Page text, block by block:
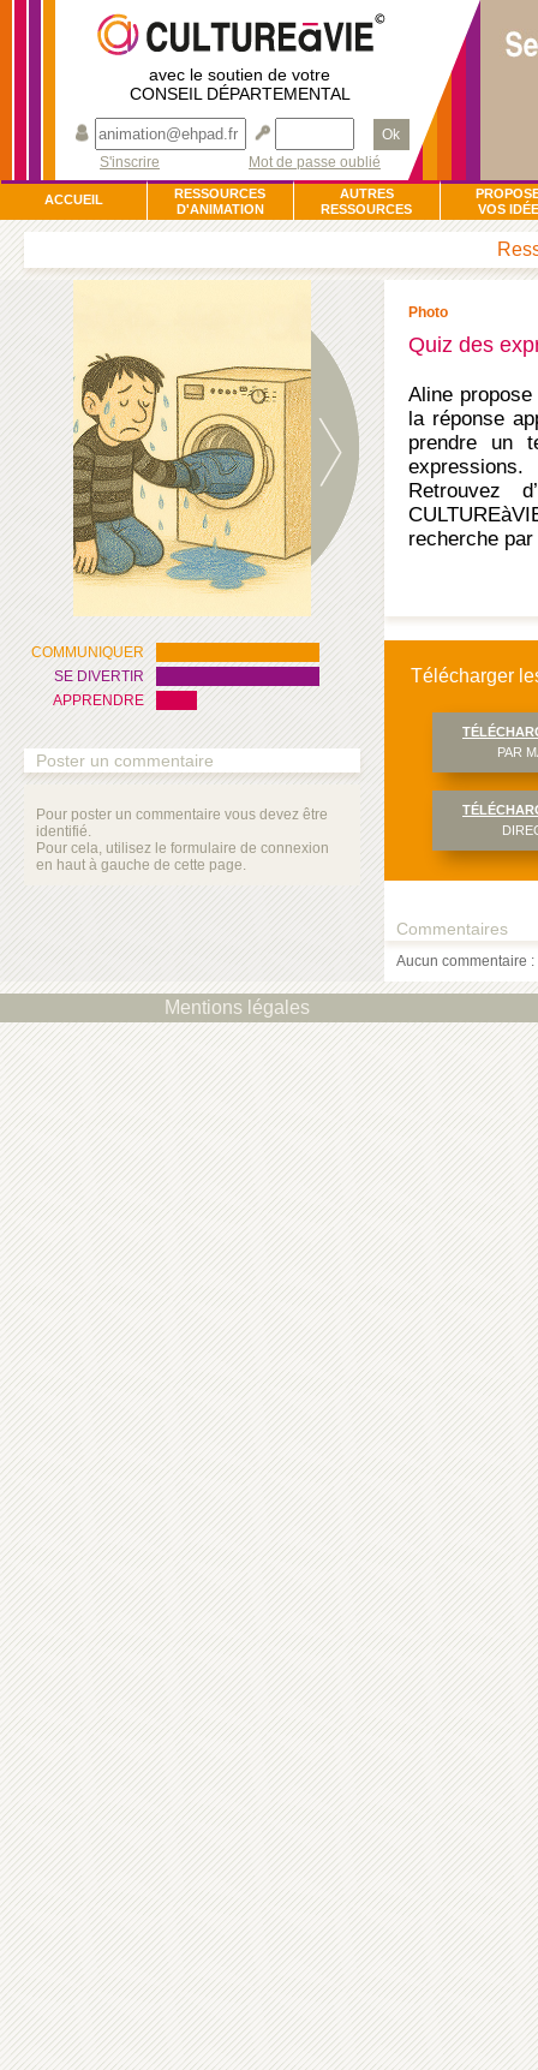
avec le soutien de votre
CONSEIL DÉPARTEMENTAL
Ok
S'inscrire
Mot de passe oublié
ACCUEIL
RESSOURCES
D'ANIMATION
AUTRES
RESSOURCES
VOS
COMMUNIQUER
SE DIVERTIR
APPRENDRE
Poster un commentaire
Pour poster un commentaire vous devez être
identifié.
Pour cela, utilisez le formulaire de connexion
en haut à gauche de cette page.
Photo
Quiz des
Aline
la réponse
prendre un
expressions.
Retrouvez
recherche
Télécharger
PAR
Commentaires
Aucun commentaire
Mentions légales